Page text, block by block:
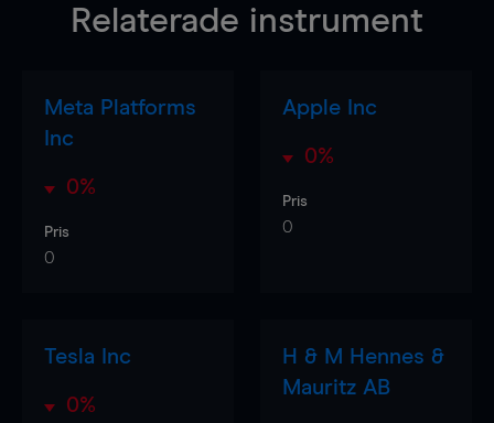
Relaterade instrument
Meta Platforms
Inc
0%
Pris
0
Apple Inc
0%
Pris
0
Tesla Inc
0%
H & M Hennes &
Mauritz AB